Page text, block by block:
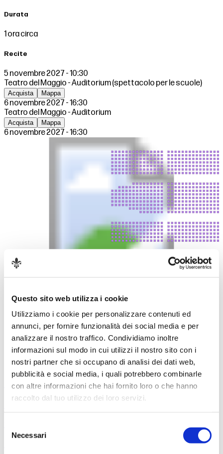
Questo sito web utilizza i cookie
Utilizziamo i cookie per personalizzare contenuti ed
annunci, per fornire funzionalità dei social media e per
analizzare il nostro traffico. Condividiamo inoltre
informazioni sul modo in cui utilizzi il nostro sito con i
nostri partner che si occupano di analisi dei dati web,
pubblicità e social media, i quali potrebbero combinarle
con altre informazioni che hai fornito loro o che hanno
raccolto dal tuo utilizzo dei loro servizi.
delNecessari
Durata
1 ora circa
Recite
5 novembre 2027 - 10:30
Teatro del Maggio - Auditorium (spettacolo per le scuole)
Acquista Mappa
6 novembre 2027 - 16:30
Teatro del Maggio - Auditorium
Acquista Mappa
6 novembre 2027 - 16:30
Zona
Intero
Settore unico 15,00€
Ti può interessare
6 settembre 2026